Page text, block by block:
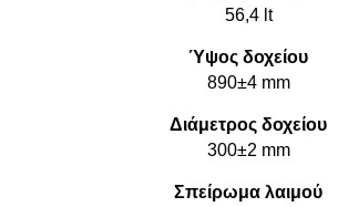
56,4 lt
Ύψος δοχείου
890±4 mm
Διάμετρος δοχείου
300±2 mm
Σπείρωμα λαιμού